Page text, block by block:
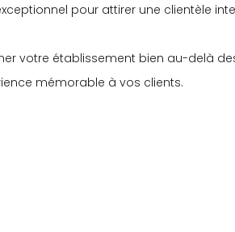
pour attirer une clientèle
votre établissement bien au-delà
mémorable à vos clients.